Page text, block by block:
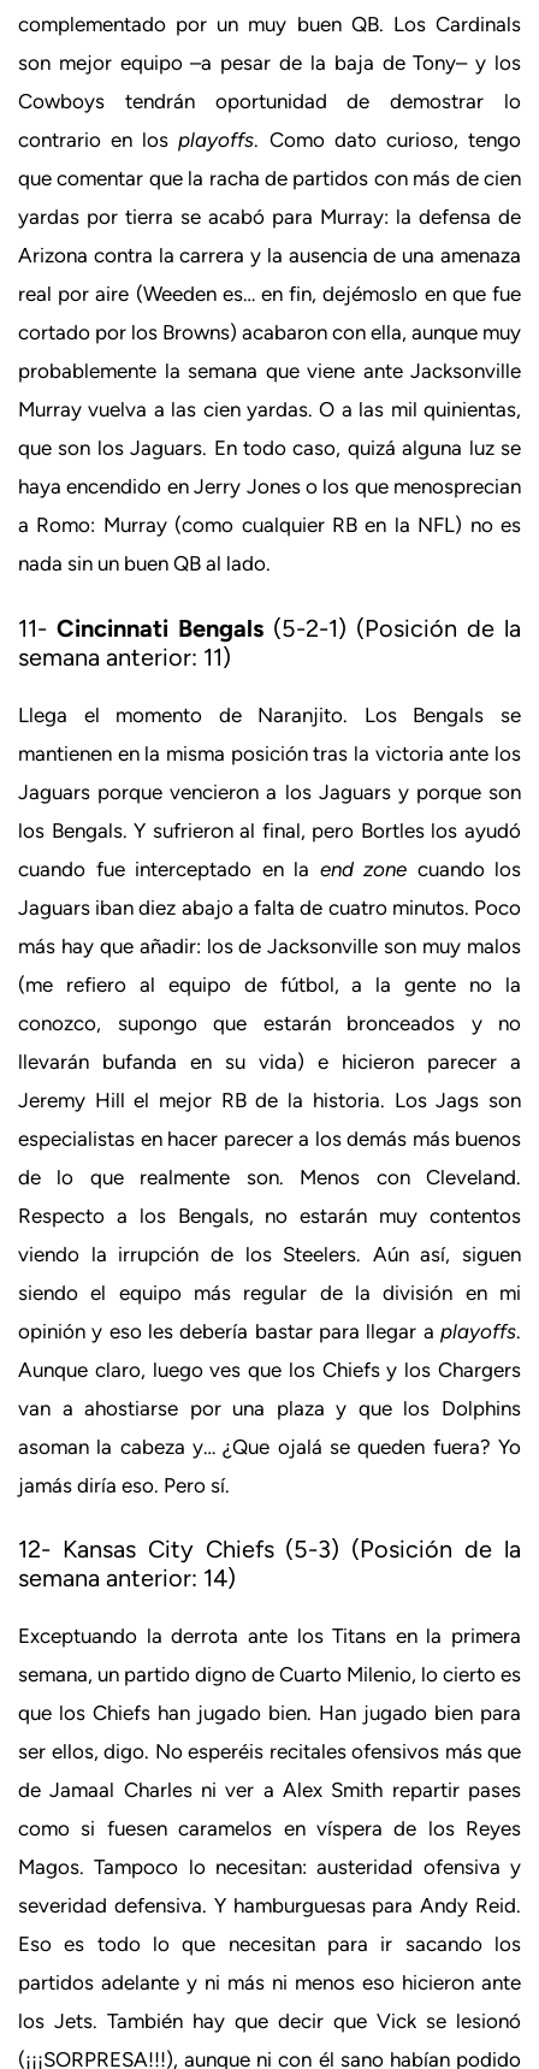
complementado por un muy buen QB. Los Cardinals
son mejor equipo –a pesar de la baja de Tony– y los
Cowboys tendrán oportunidad de demostrar lo
contrario en losplayoffs. Como dato curioso, tengo
que comentar que la racha de partidos con más de cien
yardas por tierra se acabó para Murray: la defensa de
Arizona contra la carrera y la ausencia de una amenaza
real por aire (Weeden es… en fin, dejémoslo en que fue
cortado por los Browns) acabaron con ella, aunque muy
probablemente la semana que viene ante Jacksonville
Murray vuelva a las cien yardas. O a las mil quinientas,
que son los Jaguars. En todo caso, quizá alguna luz se
haya encendido en Jerry Jones o los que menosprecian
a Romo: Murray (como cualquier RB en la NFL) no es
nada sin un buen QB al lado.
11- Cincinnati Bengals (5-2-1) (Posición de la
semana anterior: 11)
Llega el momento de Naranjito. Los Bengals se
mantienen en la misma posición tras la victoria ante los
Jaguars porque vencieron a los Jaguars y porque son
los Bengals. Y sufrieron al final, pero Bortles los ayudó
cuando fue interceptado en la end zone cuando los
Jaguars iban diez abajo a falta de cuatro minutos. Poco
más hay que añadir: los de Jacksonville son muy malos
(me refiero al equipo de fútbol, a la gente no la
conozco, supongo que estarán bronceados y no
llevarán bufanda en su vida) e hicieron parecer a
Jeremy Hill el mejor RB de la historia. Los Jags son
especialistas en hacer parecer a los demás más buenos
de lo que realmente son. Menos con Cleveland.
Respecto a los Bengals, no estarán muy contentos
viendo la irrupción de los Steelers. Aún así, siguen
siendo el equipo más regular de la división en mi
opinión y eso les debería bastar para llegar a playoffs.
Aunque claro, luego ves que los Chiefs y los Chargers
van a ahostiarse por una plaza y que los Dolphins
asoman la cabeza y… ¿Que ojalá se queden fuera? Yo
jamás diría eso. Pero sí.
12- Kansas City Chiefs (5-3) (Posición de la
semana anterior: 14)
Exceptuando la derrota ante los Titans en la primera
semana, un partido digno de Cuarto Milenio, lo cierto es
que los Chiefs han jugado bien. Han jugado bien para
ser ellos, digo. No esperéis recitales ofensivos más que
de Jamaal Charles ni ver a Alex Smith repartir pases
como si fuesen caramelos en víspera de los Reyes
Magos. Tampoco lo necesitan: austeridad ofensiva y
severidad defensiva. Y hamburguesas para Andy Reid.
Eso es todo lo que necesitan para ir sacando los
partidos adelante y ni más ni menos eso hicieron ante
los Jets. También hay que decir que Vick se lesionó
(¡¡¡SORPRESA!!!), aunque ni con él sano habían podido